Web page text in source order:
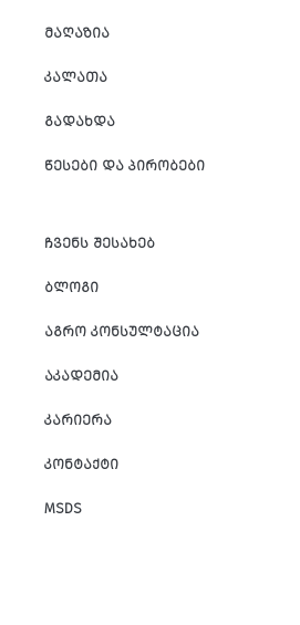
ᲛᲐᲦᲐᲖᲘᲐ
ᲙᲐᲚᲐᲗᲐ
ᲒᲐᲓᲐᲮᲓᲐ
ᲬᲔᲡᲔᲑᲘ ᲓᲐ ᲞᲘᲠᲝᲑᲔᲑᲘ
ᲩᲕᲔᲜᲡ ᲨᲔᲡᲐᲮᲔᲑ
ᲑᲚᲝᲒᲘ
ᲐᲒᲠᲝ ᲙᲝᲜᲡᲣᲚᲢᲐᲪᲘᲐ
ᲐᲙᲐᲓᲔᲛᲘᲐ
ᲙᲐᲠᲘᲔᲠᲐ
ᲙᲝᲜᲢᲐᲥᲢᲘ
MSDS